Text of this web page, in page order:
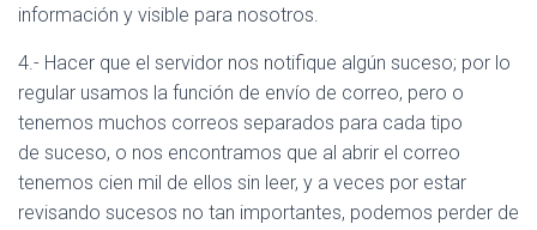
información y visible para nosotros.
4.- Hacer que el servidor nos notifique algún suceso; por lo
regular usamos la función de envío de correo, pero o
tenemos muchos correos separados para cada tipo
de suceso, o nos encontramos que al abrir el correo
tenemos cien mil de ellos sin leer, y a veces por estar
revisando sucesos no tan importantes, podemos perder de